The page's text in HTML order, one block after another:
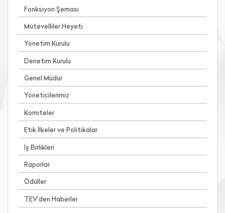
Fonksiyon Şeması
Mütevelliler Heyeti
Yönetim Kurulu
Denetim Kurulu
Genel Müdür
Yöneticilerimiz
Komiteler
Etik İlkeler ve Politikalar
İş Birlikleri
Raporlar
Ödüller
TEV’den Haberler